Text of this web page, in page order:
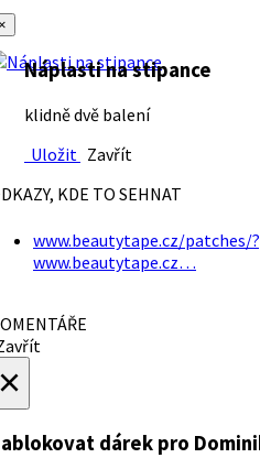
Náplasti na stipance
klidně dvě balení
Uložit Zavřít
KDE TO SEHNAT
www.beautytape.cz/patches/
www.beautytape.cz…
dárek pro